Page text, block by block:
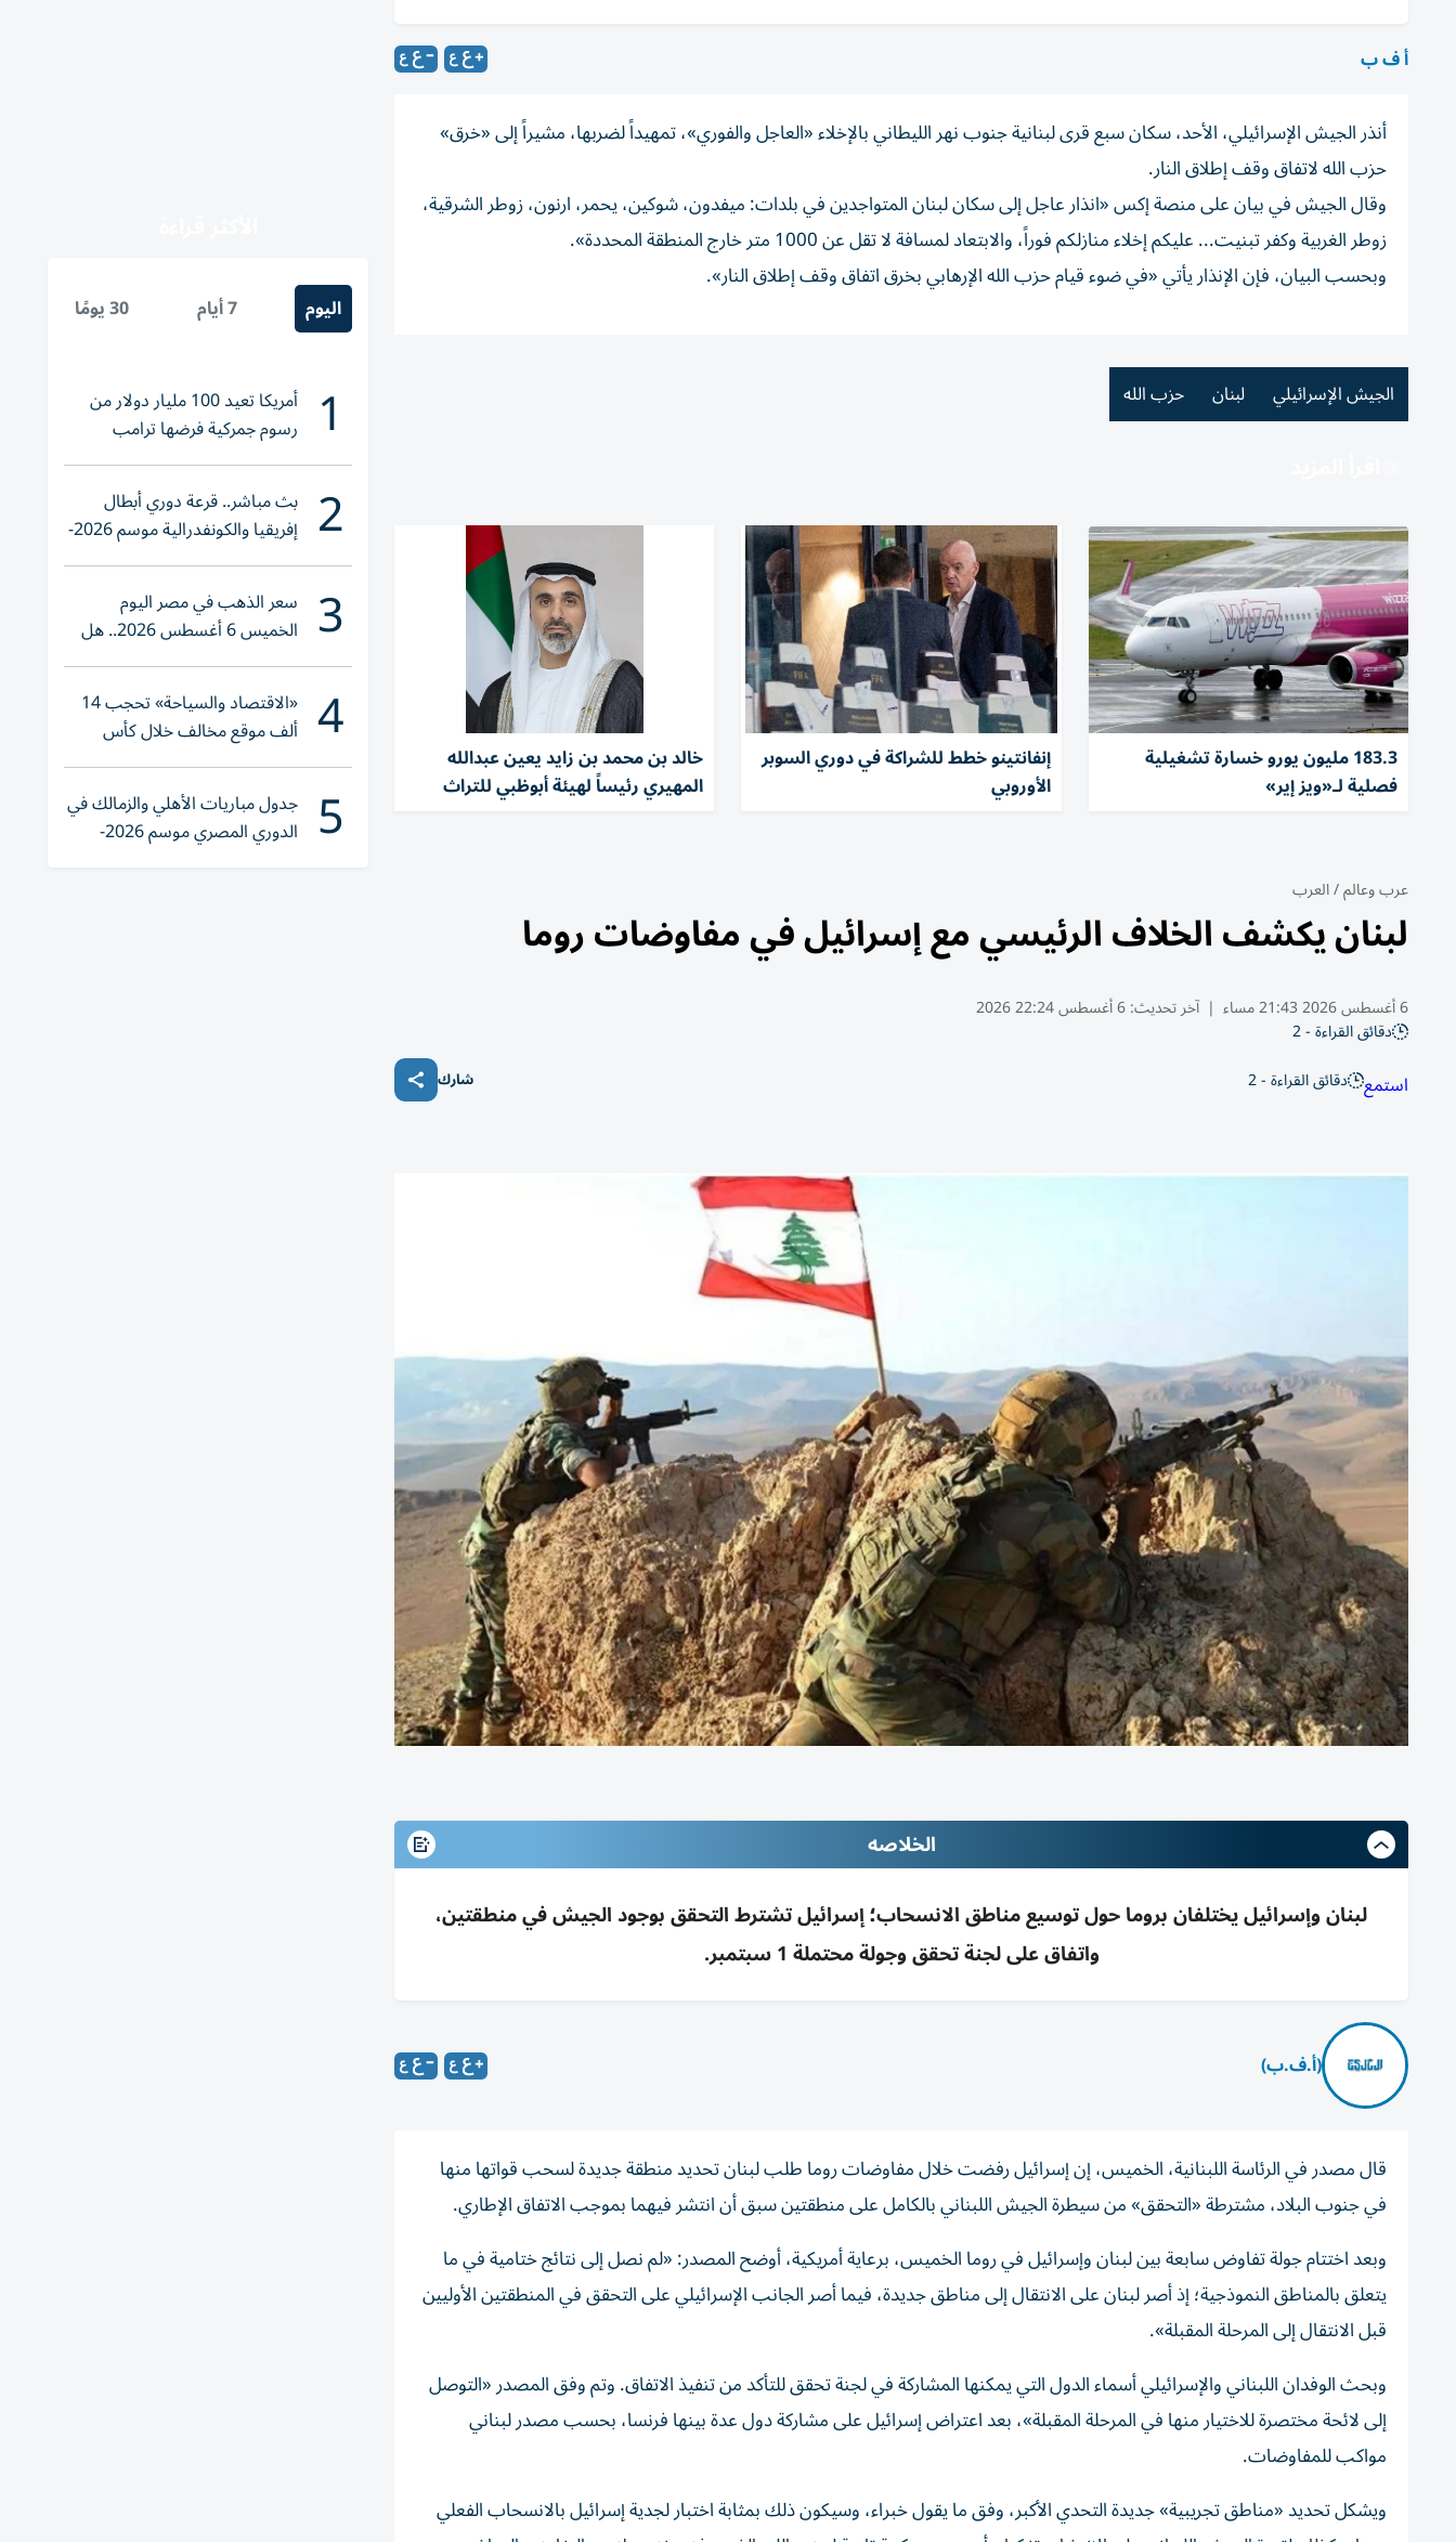
أ ف ب
أنذر الجيش الإسرائيلي، الأحد، سكان سبع قرى لبنانية جنوب نهر الليطاني بالإخلاء «العاجل والفوري»، تمهيداً لضربها، مشيراً إلى «خرق»
حزب الله لاتفاق وقف إطلاق النار.
وقال الجيش في بيان على منصة إكس «انذار عاجل إلى سكان لبنان المتواجدين في بلدات: ميفدون، شوكين، يحمر، ارنون، زوطر الشرقية،
زوطر الغربية وكفر تبنيت... عليكم إخلاء منازلكم فوراً، والابتعاد لمسافة لا تقل عن 1000 متر خارج المنطقة المحددة».
وبحسب البيان، فإن الإنذار يأتي «في ضوء قيام حزب الله الإرهابي بخرق اتفاق وقف إطلاق النار».
الجيش الإسرائيلي لبنان حزب الله
183.3 مليون يورو خسارة تشغيلية
فصلية لـ«ويز إير»
إنفانتينو خطط للشراكة في دوري السوبر
الأوروبي
خالد بن محمد بن زايد يعين عبدالله
المهيري رئيساً لهيئة أبوظبي للتراث
عرب وعالم/العرب
لبنان يكشف الخلاف الرئيسي مع إسرائيل في مفاوضات روما
6 أغسطس 2026 21:43 مساء | آخر تحديث:6 أغسطس 22:24 2026
دقائق القراءة - 2
استمع دقائق القراءة - 2 شارك
الخلاصه
لبنان وإسرائيل يختلفان بروما حول توسيع مناطق الانسحاب؛ إسرائيل تشترط التحقق بوجود الجيش في منطقتين،
واتفاق على لجنة تحقق وجولة محتملة 1 سبتمبر.
(أ.ف.ب)
قال مصدر في الرئاسة اللبنانية، الخميس، إن إسرائيل رفضت خلال مفاوضات روما طلب لبنان تحديد منطقة جديدة لسحب قواتها منها
في جنوب البلاد، مشترطة «التحقق» من سيطرة الجيش اللبناني بالكامل على منطقتين سبق أن انتشر فيهما بموجب الاتفاق الإطاري.
وبعد اختتام جولة تفاوض سابعة بين لبنان وإسرائيل في روما الخميس، برعاية أمريكية، أوضح المصدر: «لم نصل إلى نتائج ختامية في ما
يتعلق بالمناطق النموذجية؛ إذ أصر لبنان على الانتقال إلى مناطق جديدة، فيما أصر الجانب الإسرائيلي على التحقق في المنطقتين الأوليين
قبل الانتقال إلى المرحلة المقبلة».
وبحث الوفدان اللبناني والإسرائيلي أسماء الدول التي يمكنها المشاركة في لجنة تحقق للتأكد من تنفيذ الاتفاق. وتم وفق المصدر «التوصل
إلى لائحة مختصرة للاختيار منها في المرحلة المقبلة»، بعد اعتراض إسرائيل على مشاركة دول عدة بينها فرنسا، بحسب مصدر لبناني
مواكب للمفاوضات.
ويشكل تحديد «مناطق تجريبية» جديدة التحدي الأكبر، وفق ما يقول خبراء، وسيكون ذلك بمثابة اختبار لجدية إسرائيل بالانسحاب الفعلي
اليوم 7 أيام 30 يومًا
1 أمريكا تعيد 100 مليار دولار من
رسوم جمركية فرضها ترامب
2 بث مباشر.. قرعة دوري أبطال
إفريقيا والكونفدرالية موسم 2026-
2027
3 سعر الذهب في مصر اليوم
الخميس 6 أغسطس 2026.. هل
تنوي الشراء؟
4 «الاقتصاد والسياحة» تحجب 14
ألف موقع مخالف خلال كأس
العالم 2026
5 جدول مباريات الأهلي والزمالك في
الدوري المصري موسم 2026-